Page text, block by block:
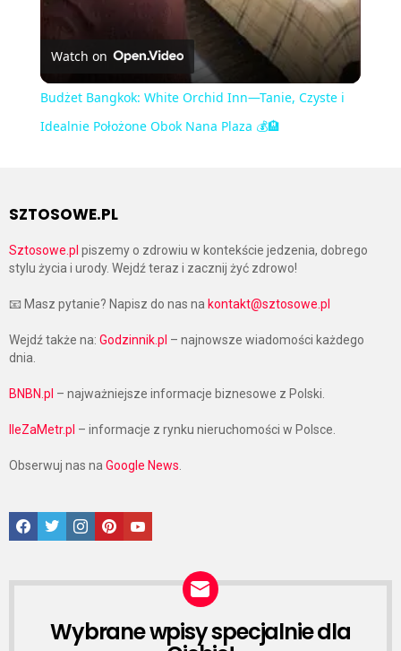
Watch on
Budżet Bangkok: White Orchid Inn—Tanie, Czyste i
Idealnie Położone Obok Nana Plaza 💰🏨
SZTOSOWE.PL
Sztosowe.pl piszemy o zdrowiu w kontekście jedzenia, dobrego
stylu życia i urody. Wejdź teraz i zacznij żyć zdrowo!
📧 Masz pytanie? Napisz do nas na kontakt@sztosowe.pl
Wejdź także na: Godzinnik.pl – najnowsze wiadomości każdego
dnia.
BNBN.pl – najważniejsze informacje biznesowe z Polski.
IleZaMetr.pl – informacje z rynku nieruchomości w Polsce.
Obserwuj nas na Google News
Facebook
TwitterInstagramPinterestGoogle News
NEWSLETTER
Wybrane wpisy specjalnie dla